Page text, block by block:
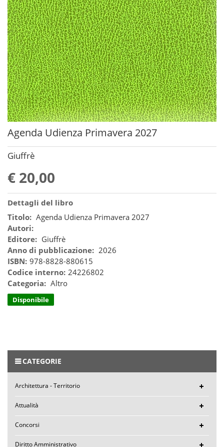
Agenda Udienza Primavera 2027
Giuffrè
€ 20,00
Dettagli del libro
Titolo: Agenda Udienza Primavera 2027
Autori:
Editore: Giuffrè
Anno di pubblicazione: 2026
ISBN: 978-8828-880615
Codice interno: 24226802
Categoria: Altro
Disponibile
CATEGORIE
Architettura - Territorio
Attualità
Concorsi
Diritto Amministrativo